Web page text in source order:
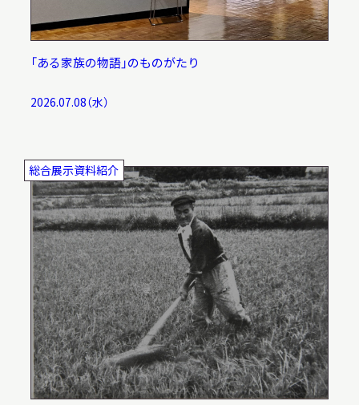
「ある家族の物語」のものがたり
2026.07.08（水）
総合展示資料紹介